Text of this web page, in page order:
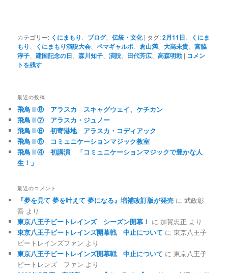
カテゴリー: くにまもり ブログ、伝統・文化 | タグ:2月11日
くにま
もり
くにまもり演説大会 、ペマギャルポ 、倉山満 、大高未貴 、宮脇
淳子 、建国記念の日 、森川知子 、演説 田代芳広 、高森明勅 | コメン
トを残す
最近の投稿
飛鳥Ⅱ⑧ アラスカ スキャグウェイ、ケチカン
飛鳥Ⅱ⑦ アラスカ・ジュノー
飛鳥Ⅱ⑥ 初寄港地 アラスカ・コディアック
飛鳥Ⅱ⑤ コミュニケーションマジック教室
飛鳥Ⅱ④ 初講演 「コミュニケーションマジックで豊かな人
生！」
最近のコメント
『夢を見て 夢を叶えて 夢になる』増補改訂版が発売 に武政彰
吾 より
東京八王子ビートレインズ シーズン開幕！ に 加賀忠正 より
東京八王子ビートレインズ開幕戦 中止について に東京八王子
ビートレインズファン より
東京八王子ビートレインズ開幕戦 中止について に東京八王子
ビートレンズ ファン より